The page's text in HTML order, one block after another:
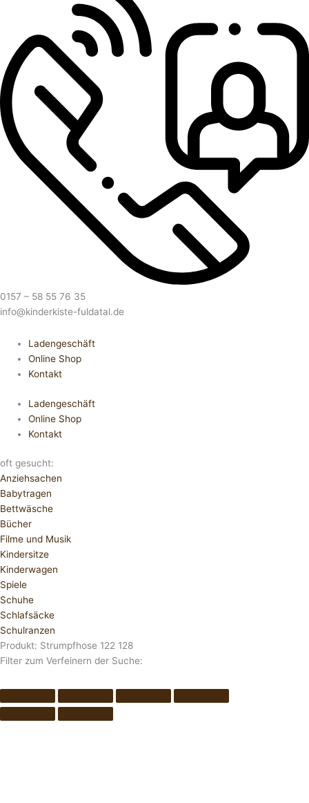
0157 – 58 55 76 35
info@kinderkiste-fuldatal.de
Ladengeschäft
Online Shop
Kontakt
Ladengeschäft
Online Shop
Kontakt
oft gesucht:
Anziehsachen
Babytragen
Bettwäsche
Bücher
Filme und Musik
Kindersitze
Kinderwagen
Spiele
Schuhe
Schlafsäcke
Schulranzen
Produkt: Strumpfhose 122 128
Filter zum Verfeinern der Suche: